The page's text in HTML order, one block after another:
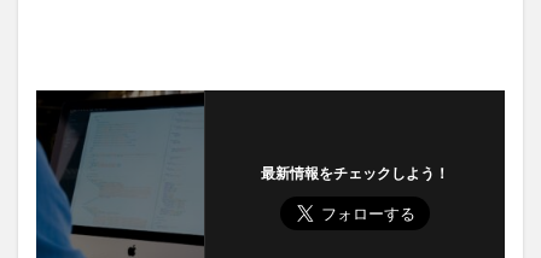
最新情報をチェックしよう！